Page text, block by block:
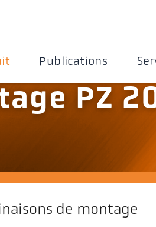
Publications
PZ
de montage